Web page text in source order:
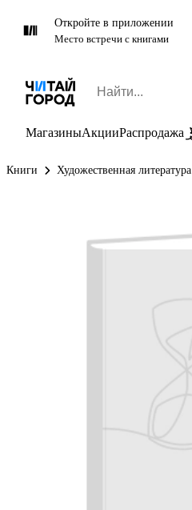
Откройте в приложении
Место встречи с книгами
МагазиныАкцииРаспродажа
Книги Художественная литература